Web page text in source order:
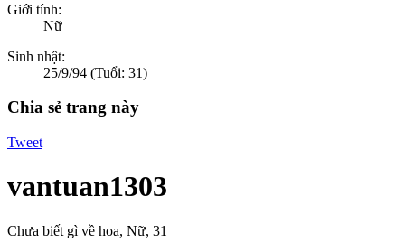
Giới tính:
Nữ
Sinh nhật:
25/9/94 (Tuổi: 31)
Chia sẻ trang này
Tweet
vantuan1303
Chưa biết gì về hoa, Nữ, 31